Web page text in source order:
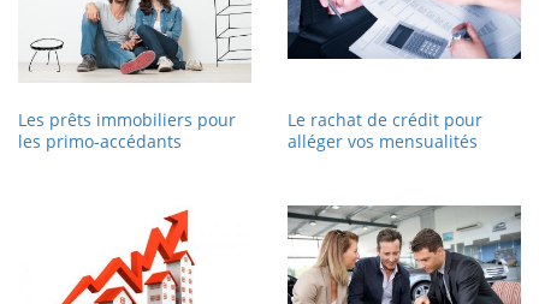
Les prêts immobiliers pour
les primo-accédants
Le rachat de crédit pour
alléger vos mensualités